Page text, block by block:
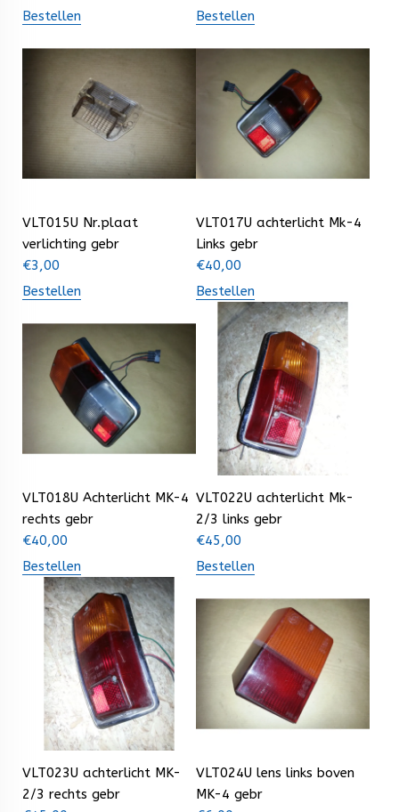
Bestellen
Bestellen
VLT015U Nr.plaat
verlichting gebr
€3,00
Bestellen
VLT017U achterlicht Mk-4
Links gebr
€40,00
Bestellen
VLT018U Achterlicht MK-4
rechts gebr
€40,00
Bestellen
VLT022U achterlicht Mk-
2/3 links gebr
€45,00
Bestellen
VLT023U achterlicht MK-
2/3 rechts gebr
VLT024U lens links boven
MK-4 gebr